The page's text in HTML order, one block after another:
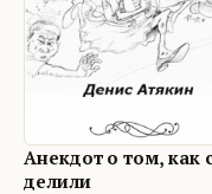
Анекдот о том, как
делили